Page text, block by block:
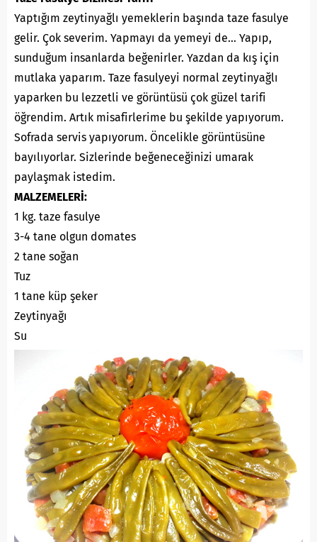
Yaptığım zeytinyağlı yemeklerin başında taze fasulye
gelir. Çok severim. Yapmayı da yemeyi de… Yapıp,
sunduğum insanlarda beğenirler. Yazdan da kış için
mutlaka yaparım. Taze fasulyeyi normal zeytinyağlı
yaparken bu lezzetli ve görüntüsü çok güzel tarifi
öğrendim. Artık misafirlerime bu şekilde yapıyorum.
Sofrada servis yapıyorum. Öncelikle görüntüsüne
bayılıyorlar. Sizlerinde beğeneceğinizi umarak
paylaşmak istedim.
MALZEMELERİ:
1 kg. taze fasulye
3-4 tane olgun domates
2 tane soğan
Tuz
1 tane küp şeker
Zeytinyağı
Su